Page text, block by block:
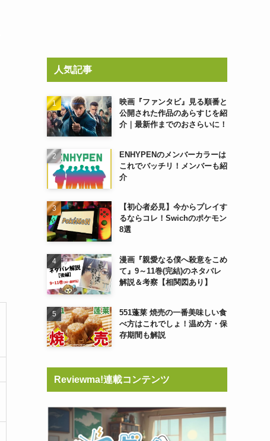
人気記事
映画『ファンタビ』見る順番と
公開された作品のあらすじを紹
介｜最新作までのおさらいに！
ENHYPENのメンバーカラーは
これでバッチリ！メンバーも紹
介
【初心者必見】今からプレイす
るならコレ！Swichのポケモン
8選
漫画『親愛なる僕へ殺意をこめ
て』9～11巻(完結)のネタバレ
解説＆考察【相関図あり】
551蓬莱 焼売の一番美味しい食
べ方はこれでしょ！温め方・保
存期間も解説
Reviewma!連載コンテンツ